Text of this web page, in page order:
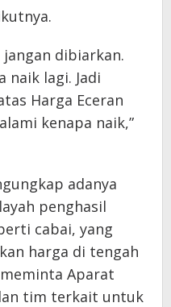
dibiarkan.
naik lagi. Jadi
Harga Eceran
kenapa naik,”
adanya
penghasil
cabai, yang
harga di tengah
Aparat
tim terkait untuk